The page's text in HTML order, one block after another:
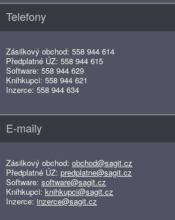
Telefony
Zásilkový obchod: 558 944 614
Předplatné ÚZ: 558 944 615
Software: 558 944 629
Knihkupci: 558 944 621
Inzerce: 558 944 634
E-maily
Zásilkový obchod: obchod@sagit.cz
Předplatné ÚZ: predplatne@sagit.cz
Software: software@sagit.cz
Knihkupci: knihkupci@sagit.cz
Inzerce: inzerce@sagit.cz